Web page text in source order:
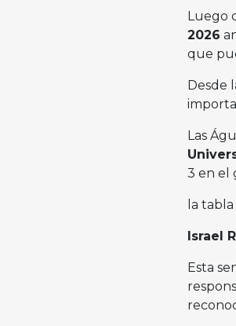
Luego
2026
que
Desde
Las
3 en el
la
Israel
Esta